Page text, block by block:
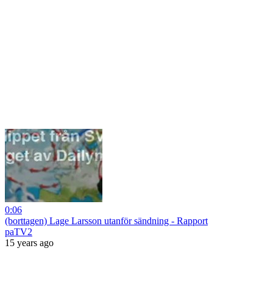
0:06
(borttagen) Lage Larsson utanför sändning - Rapport
paTV2
15 years ago